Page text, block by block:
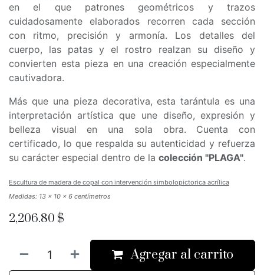
en el que patrones geométricos y trazos
cuidadosamente elaborados recorren cada sección
con ritmo, precisión y armonía. Los detalles del
cuerpo, las patas y el rostro realzan su diseño y
convierten esta pieza en una creación especialmente
cautivadora.
Más que una pieza decorativa, esta tarántula es una
interpretación artística que une diseño, expresión y
belleza visual en una sola obra. Cuenta con
certificado, lo que respalda su autenticidad y refuerza
su carácter especial dentro de la colección "PLAGA".
Escultura de madera de copal con intervención simbolopictorica acrílica
Medidas: 13 x 10 x 6 centímetros
2,206.80 $
Agregar al carrito